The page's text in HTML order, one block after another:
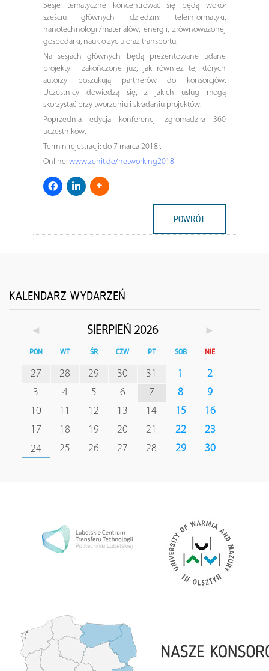
Sesje tematyczne koncentrować się będą wokół
sześciu głównych dziedzin: teleinformatyki,
nanotechnologii/materiałów, energii, zrównoważonej
gospodarki, nauk o życiu oraz transportu.
Na sesjach głównych będą prezentowane udane
projekty i zakończone już, jak również te, których
autorzy poszukują partnerów do konsorcjów.
Uczestnicy dowiedzą się, z jakich usług mogą
skorzystać przy tworzeniu i składaniu projektów.
Poprzednia edycja konferencji zgromadziła 360
uczestników.
Termin rejestracji: do 7 marca 2018r.
Online: www.zenit.de/networking2018
POWRÓT
KALENDARZ WYDARZEŃ
◄ SIERPIEŃ 2026 ►
PON WT ŚR CZW PT SOB NIE
27 28 29 30 31 1
2
3
4 5 6 7 8
9
10
11 12 13 14 15
16
17
18 19 20 21 22
23
24
25 26 27 28 29 30